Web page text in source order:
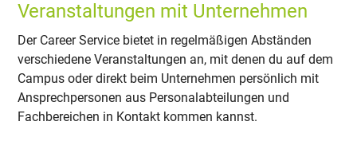
Veranstaltungen mit Unternehmen
Der Career Service bietet in regelmäßigen Abständen
verschiedene Veranstaltungen an, mit denen du auf dem
Campus oder direkt beim Unternehmen persönlich mit
Ansprechpersonen aus Personalabteilungen und
Fachbereichen in Kontakt kommen kannst.